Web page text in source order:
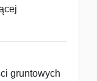
gruntowych